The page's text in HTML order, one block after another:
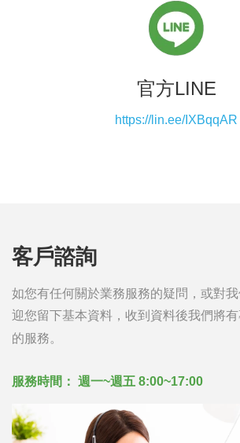
官方LINE
https://lin.ee/IXBqqAR
客戶諮詢
如您有任何關於業務服務的疑問，或對
迎您留下基本資料，收到資料後我們將
的服務。
服務時間： 週一~週五 8:00~17:00